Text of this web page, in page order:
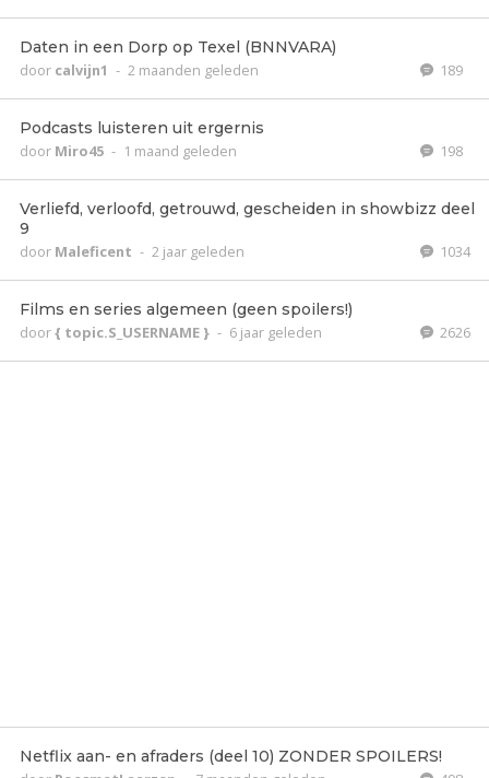
Daten in een Dorp op Texel (BNNVARA)
door calvijn1 - 2 maanden geleden 189
Podcasts luisteren uit ergernis
door Miro45 - 1 maand geleden 198
Verliefd, verloofd, getrouwd, gescheiden in showbizz deel
9
door Maleficent - 2 jaar geleden 1034
Films en series algemeen (geen spoilers!)
door{ topic.S_USERNAME } - 6 jaar geleden 2626
Netflix aan- en afraders (deel 10) ZONDER SPOILERS!